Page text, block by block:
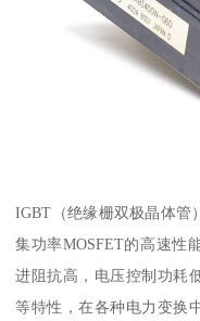
IGBT（绝缘栅双极晶体管
集功率MOSFET的高速性
进阻抗高，电压控制功耗
等特性，在各种电力变换